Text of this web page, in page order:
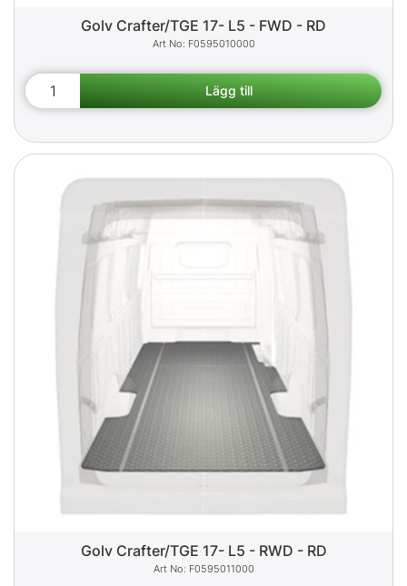
Golv Crafter/TGE 17- L5 - FWD - RD
F0595010000
Golv Crafter/TGE 17- L5 - RWD - RD
F0595011000